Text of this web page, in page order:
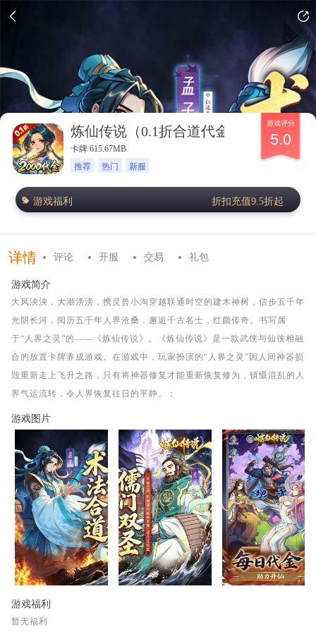
炼仙传说（0.1折合道代金版）
卡牌 615.67MB
推荐 热门 新服
游戏评分
5.0
游戏福利 折扣充值9.5折起
详情 评论 开服 交易 礼包
游戏简介
大风泱泱，大潮滂滂，携灵兽小淘穿越联通时空的建木神树，信步五千年
光阴长河，阅历五千年人界沧桑，邂逅千古名士，红颜传奇。书写属
于“人界之灵”的——《炼仙传说》。《炼仙传说》是一款武侠与仙侠相融
合的放置卡牌养成游戏。在游戏中，玩家扮演的“人界之灵”因人间神器损
毁重新走上飞升之路，只有将神器修复才能重新恢复修为，镇慑混乱的人
界气运流转，令人界恢复往日的平静。；
游戏图片
游戏福利
暂无福利